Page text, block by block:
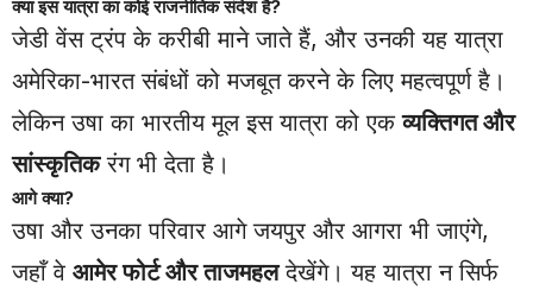
क्या इस यात्रा का कोई राजनीतिक संदेश है?
जेडी वेंस ट्रंप के करीबी माने जाते हैं, और उनकी यह यात्रा
अमेरिका-भारत संबंधों को मजबूत करने के लिए महत्वपूर्ण है।
लेकिन उषा का भारतीय मूल इस यात्रा को एकव्यक्तिगत और
सांस्कृतिकरंग भी देता है।
आगे क्या?
उषा और उनका परिवार आगे जयपुर और आगरा भी जाएंगे,
जहाँ वे आमेर फोर्ट और ताजमहलदेखेंगे। यह यात्रा न सिर्फ